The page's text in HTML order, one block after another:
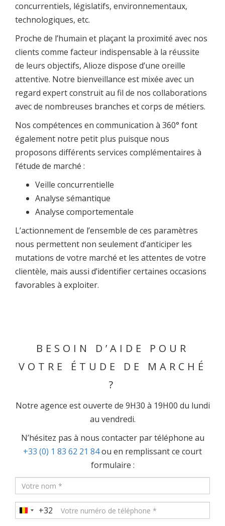
concurrentiels, législatifs, environnementaux,
technologiques, etc.
Proche de l’humain et plaçant la proximité avec nos
clients comme facteur indispensable à la réussite
de leurs objectifs, Alioze dispose d’une oreille
attentive. Notre bienveillance est mixée avec un
regard expert construit au fil de nos collaborations
avec de nombreuses branches et corps de métiers.
Nos compétences en communication à 360° font
également notre petit plus puisque nous
proposons différents services complémentaires à
l’étude de marché :
Veille concurrentielle
Analyse sémantique
Analyse comportementale
L’actionnement de l’ensemble de ces paramètres
nous permettent non seulement d’anticiper les
mutations de votre marché et les attentes de votre
clientèle, mais aussi d’identifier certaines occasions
favorables à exploiter.
BESOIN D’AIDE POUR
VOTRE ÉTUDE DE MARCHÉ
?
Notre agence est ouverte de 9H30 à 19H00 du lundi
au vendredi.
N’hésitez pas à nous contacter par téléphone au
+33 (0) 1 83 62 21 84ou en remplissant ce court
formulaire :
Belgium
+32